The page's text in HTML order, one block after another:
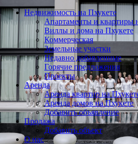
Недвижимость на Пхукете
Апартаменты и квартиры
Виллы и дома на Пхукете
Коммерческая
Земельные участки
Недавно добавленные
Горячие предложения
Проекты
Аренда
Аренда квартир на
Аренда домов на Пхукете
Добавить объявление
Продажа
Добавить объект
О нас